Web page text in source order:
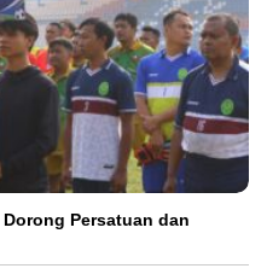
Persatuan dan